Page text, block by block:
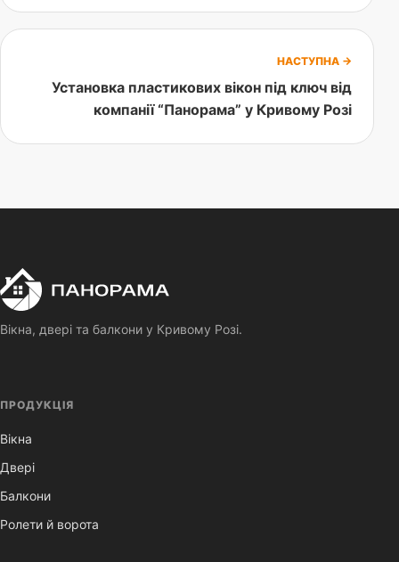
НАСТУПНА →
Установка пластикових вікон під ключ від
компанії “Панорама” у Кривому Розі
П
Панорама
Вікна, двері та балкони у Кривому Розі.
ПРОДУКЦІЯ
Вікна
Двері
Балкони
Ролети й ворота